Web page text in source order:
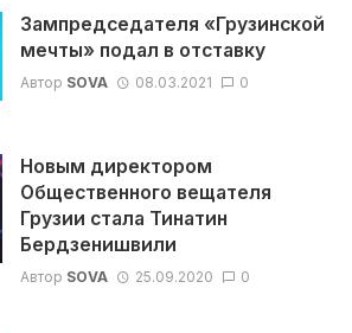
Зампредседателя «Грузинской
мечты» подал в отставку
Автор SOVA 08.03.2021 0
Новым директором
Общественного вещателя
Грузии стала Тинатин
Бердзенишвили
Автор SOVA 25.09.2020 0